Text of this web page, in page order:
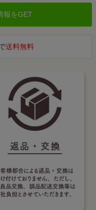
報をGET
送料無料